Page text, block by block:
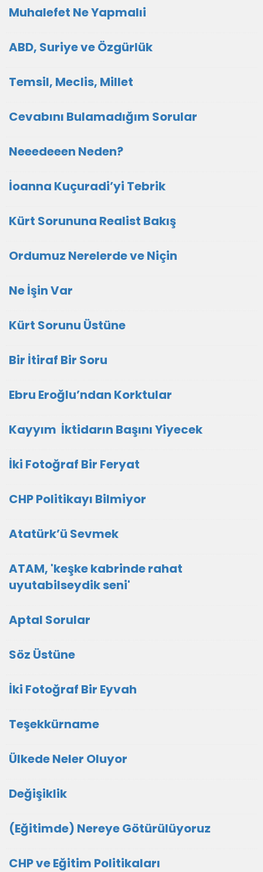
Muhalefet Ne Yapmalıi
ABD, Suriye ve Özgürlük
Temsil, Meclis, Millet
Cevabını Bulamadığım Sorular
Neeedeeen Neden?
İoanna Kuçuradi’yi Tebrik
Kürt Sorununa Realist Bakış
Ordumuz Nerelerde ve Niçin
Ne İşin Var
Kürt Sorunu Üstüne
Bir İtiraf Bir Soru
Ebru Eroğlu’ndan Korktular
Kayyım İktidarın Başını Yiyecek
İki Fotoğraf Bir Feryat
CHP Politikayı Bilmiyor
Atatürk’ü Sevmek
ATAM, 'keşke kabrinde rahat
uyutabilseydik seni'
Aptal Sorular
Söz Üstüne
İki Fotoğraf Bir Eyvah
Teşekkürname
Ülkede Neler Oluyor
Değişiklik
(Eğitimde) Nereye Götürülüyoruz
CHP ve Eğitim Politikaları